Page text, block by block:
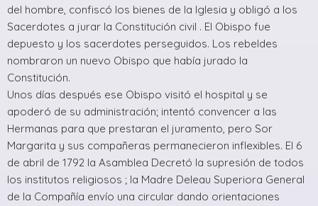
del hombre, confiscó los bienes de la Iglesia y obligó a los
Sacerdotes a jurar la Constitución civil . El Obispo fue
depuesto y los sacerdotes perseguidos. Los rebeldes
nombraron un nuevo Obispo que había jurado la
Constitución.
Unos días después ese Obispo visitó el hospital y se
apoderó de su administración; intentó convencer a las
Hermanas para que prestaran el juramento, pero Sor
Margarita y sus compañeras permanecieron inflexibles. El 6
de abril de 1792 la Asamblea Decretó la supresión de todos
los institutos religiosos ; la Madre Deleau Superiora General
de la Compañía envío una circular dando orientaciones